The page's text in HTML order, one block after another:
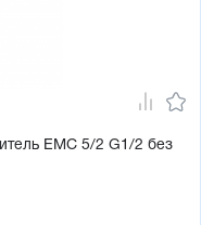
EMC 5/2 G1/2 без